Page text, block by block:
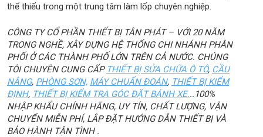
thể thiếu trong một trung tâm làm lốp chuyên nghiệp.
CÔNG TY CỔ PHẦN THIẾT BỊ TÂN PHÁT – VỚI 20 NĂM
TRONG NGHỀ, XÂY DỰNG HỆ THỐNG CHI NHÁNH PHÂN
PHỐI Ở CÁC THÀNH PHỐ LỚN TRÊN CẢ NƯỚC. CHÚNG
TÔI CHUYÊN CUNG CẤP THIẾT BỊ SỬA CHỮA Ô TÔ, CẦU
NÂNG, PHÒNG SƠN, MÁY CHUẨN ĐOÁN, THIẾT BỊ KIỂM
ĐỊNH, THIẾT BỊ KIỂM TRA GÓC ĐẶT BÁNH XE...100%
NHẬP KHẨU CHÍNH HÃNG, UY TÍN, CHẤT LƯỢNG, VẬN
CHUYỂN MIỄN PHÍ, LẮP ĐẶT HƯỚNG DẪN THIẾT BỊ VÀ
BẢO HÀNH TẬN TÌNH .